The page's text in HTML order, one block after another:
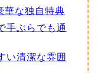
華な独自特典
手ぶらでも通
い清潔な雰囲